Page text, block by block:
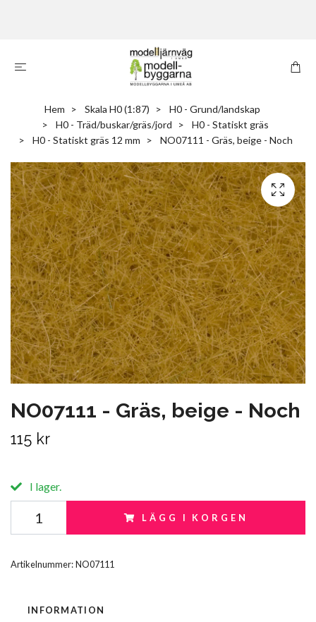
Hem Skala H0 (1:87)
H0 - Grund/landskap
H0 - Träd/buskar/gräs/jord
H0 - Statiskt gräs
H0 - Statiskt gräs 12 mm
NO07111 - Gräs, beige - Noch
NO07111 - Gräs, beige - Noch
115 kr
I lager.
LÄGG I KORGEN
Artikelnummer:NO07111
INFORMATION